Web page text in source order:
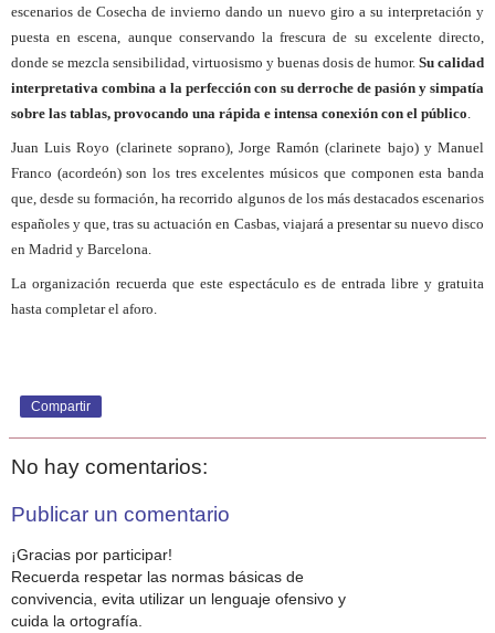
escenarios de Cosecha de invierno dando un nuevo giro a su interpretación y
puesta en escena, aunque conservando la frescura de su excelente directo,
donde se mezcla sensibilidad, virtuosismo y buenas dosis de humor. Su calidad
interpretativa combina a la perfección con su derroche de pasión y simpatía
sobre las tablas, provocando una rápida e intensa conexión con el público.
Juan Luis Royo (clarinete soprano), Jorge Ramón (clarinete bajo) y Manuel
Franco (acordeón) son los tres excelentes músicos que componen esta banda
que, desde su formación, ha recorrido algunos de los más destacados escenarios
españoles y que, tras su actuación en Casbas, viajará a presentar su nuevo disco
en Madrid y Barcelona.
La organización recuerda que este espectáculo es de entrada libre y gratuita
hasta completar el aforo.
Compartir
No hay comentarios:
Publicar un comentario
¡Gracias por participar!
Recuerda respetar las normas básicas de
convivencia, evita utilizar un lenguaje ofensivo y
cuida la ortografía.